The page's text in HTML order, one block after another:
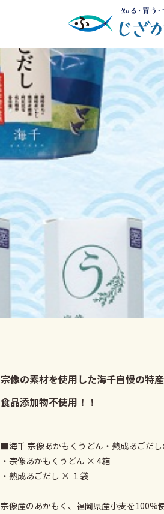
宗像の素材を使用した海千自慢の特
食品添加物不使用！！
■海千 宗像あかもくうどん・熟成あごだし
・宗像あかもくうどん × 4箱
・熟成あごだし × １袋
宗像産のあかもく、福岡県産小麦を100%